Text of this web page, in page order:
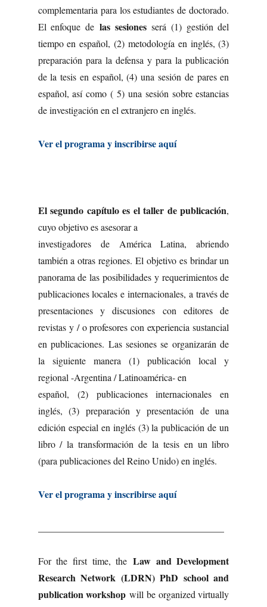
complementaria para los estudiantes de doctorado.
El enfoque de las sesionesserá (1) gestión del
tiempo en español, (2) metodología en inglés, (3)
preparación para la defensa y para la publicación
de la tesis en español, (4) una sesión de pares en
español, así como ( 5) una sesión sobre estancias
de investigación en el extranjero en inglés.
Ver el programa y inscribirse aquí
El segundo capítulo es el taller de publicación,
cuyo objetivo es asesorar a
investigadores de América Latina, abriendo
también a otras regiones. El objetivo es brindar un
panorama de las posibilidades y requerimientos de
publicaciones locales e internacionales, a través de
presentaciones y discusiones con editores de
revistas y / o profesores con experiencia sustancial
en publicaciones. Las sesiones se organizarán de
la siguiente manera (1) publicación local y
regional -Argentina / Latinoamérica- en
español, (2) publicaciones internacionales en
inglés, (3) preparación y presentación de una
edición especial en inglés (3) la publicación de un
libro / la transformación de la tesis en un libro
(para publicaciones del Reino Unido) en inglés.
Ver el programa y inscribirse aquí
For the first time, theLaw and Development
Research Network (LDRN) PhD school and
publication workshop will be organized virtually